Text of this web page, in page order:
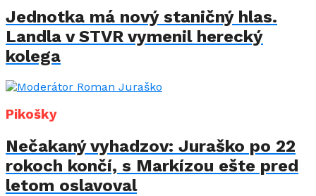
Jednotka má nový staničný hlas.
Landla v STVR vymenil herecký
kolega
Pikošky
Nečakaný vyhadzov: Juraško po 22
rokoch končí, s Markízou ešte pred
letom oslavoval